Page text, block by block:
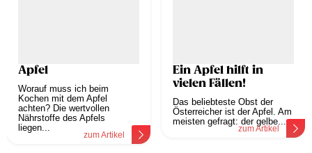
Apfel
Worauf muss ich beim
Kochen mit dem Apfel
achten? Die wertvollen
Nährstoffe des Apfels
liegen...
zum Artikel
Ein Apfel hilft in
vielen Fällen!
Das beliebteste Obst der
Österreicher ist der Apfel. Am
meisten gefragt: der gelbe...
zum Artikel